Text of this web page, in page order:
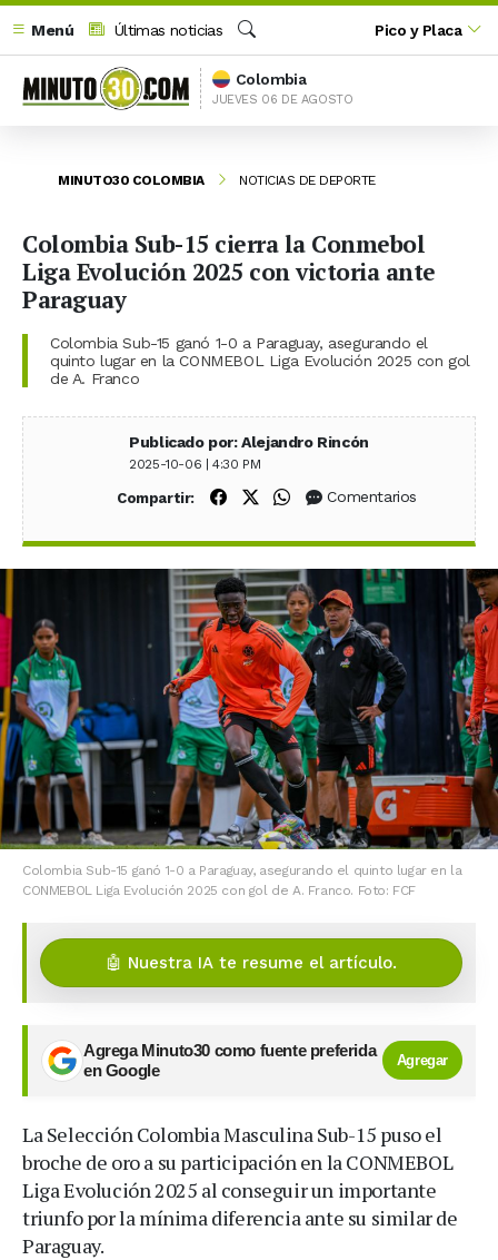
Menú
Últimas noticias
Buscar
Pico y Placa
Colombia
JUEVES 06 DE AGOSTO
MINUTO30 COLOMBIA NOTICIAS DE DEPORTE
Colombia Sub-15 cierra la Conmebol
Liga Evolución 2025 con victoria ante
Paraguay
Colombia Sub-15 ganó 1-0 a Paraguay, asegurando el
quinto lugar en la CONMEBOL Liga Evolución 2025 con gol
de A. Franco
Publicado por: Alejandro Rincón
2025-10-06 | 4:30 PM
Compartir: Compartir en Facebook
Compartir en X (Twitter)
Compartir en WhatsApp
Comentarios
Colombia Sub-15 ganó 1-0 a Paraguay, asegurando el quinto lugar en la
CONMEBOL Liga Evolución 2025 con gol de A. Franco. Foto: FCF
🤖 Nuestra IA te resume el artículo.
Agrega Minuto30 como fuente preferida
en Google
Agregar
La Selección Colombia Masculina Sub-15 puso el
broche de oro a su participación en la CONMEBOL
Liga Evolución 2025 al conseguir un importante
triunfo por la mínima diferencia ante su similar de
Paraguay.